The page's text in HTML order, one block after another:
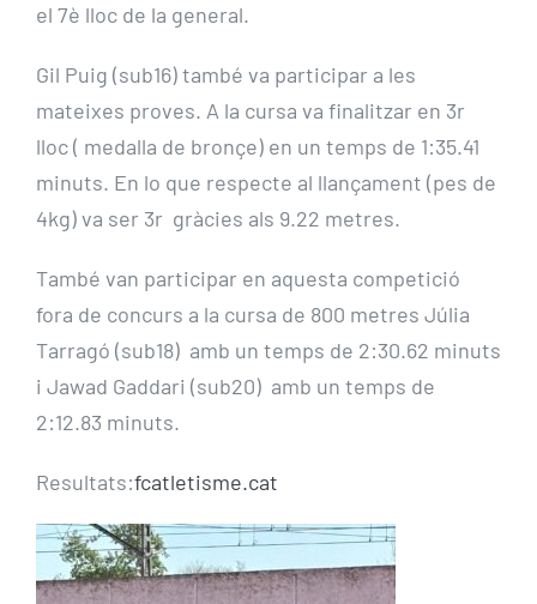
el 7è lloc de la general.
Gil Puig (sub16) també va participar a les
mateixes proves. A la cursa va finalitzar en 3r
lloc ( medalla de bronçe) en un temps de 1:35.41
minuts. En lo que respecte al llançament (pes de
4kg) va ser 3r gràcies als 9.22 metres.
També van participar en aquesta competició
fora de concurs a la cursa de 800 metres Júlia
Tarragó (sub18) amb un temps de 2:30.62 minuts
i Jawad Gaddari (sub20) amb un temps de
2:12.83 minuts.
Resultats:fcatletisme.cat